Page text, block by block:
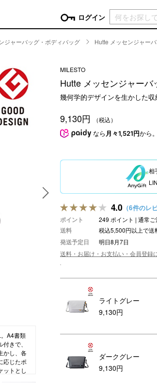
ログイン
ログイン
パスワードをお忘れの方はこちら＞
新規会員登録
現
more インテリア
家具・収納
ファブリック
ト
スキンケア・フェイスケア
ボディケア
アロマ
ベビー・キッズアイテム
おもちゃ・トイ
その他ベビー・キッズアイテム
ジャーバッグ・ボディバッグ Hutte メッセンジャー
A4書類
きで、
かし、各
応じたポ
ットとし
MILESTO
Hutte メッセンジャー
幾何学的デザインを生かした
9,130円 （税込）
なら 月々1,521円から
相
4.0 （6件のレ
ポイント 249 ポイント | 通常
送料 税込5,500円以上で
発送予定日
明日8月7日
送料・お届け・お支払い・会員登録
ライトグレー
9,130円
ダークグレー
9,130円